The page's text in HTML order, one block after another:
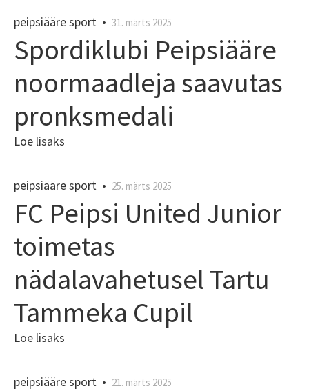
peipsiääre sport • 31. märts 2025
Spordiklubi Peipsiääre
noormaadleja saavutas
pronksmedali
Loe lisaks
peipsiääre sport • 25. märts 2025
FC Peipsi United Junior
toimetas
nädalavahetusel Tartu
Tammeka Cupil
Loe lisaks
peipsiääre sport • 21. märts 2025